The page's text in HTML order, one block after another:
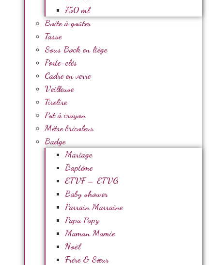
750 ml
Boite à goûter
Tasse
Sous Bock en liège
Porte-clés
Cadre en verre
Veilleuse
Tirelire
Pot à crayon
Mètre bricoleur
Badge
Mariage
Baptême
ETVF – ETVG
Baby shower
Parrain Marraine
Papa Papy
Maman Mamie
Noël
Frère & Sœur